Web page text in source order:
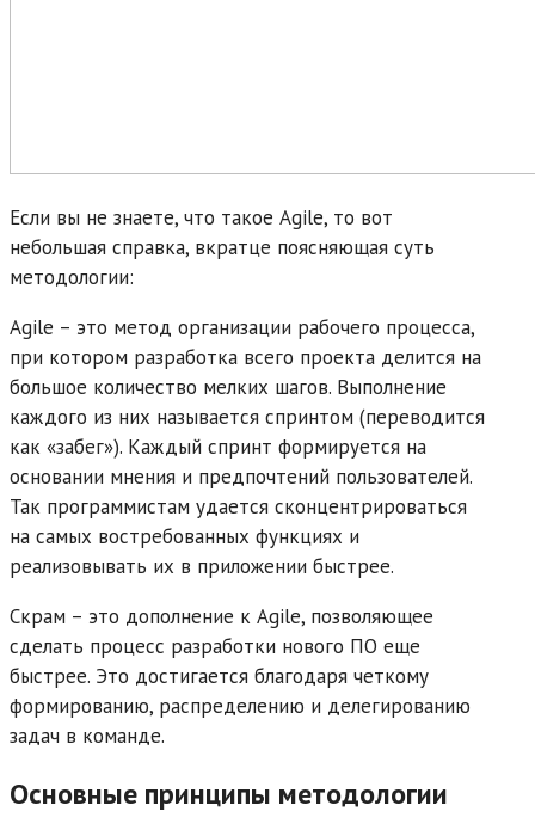
Если вы не знаете, что такое Agile, то вот
небольшая справка, вкратце поясняющая суть
методологии:
Agile – это метод организации рабочего процесса,
при котором разработка всего проекта делится на
большое количество мелких шагов. Выполнение
каждого из них называется спринтом (переводится
как «забег»). Каждый спринт формируется на
основании мнения и предпочтений пользователей.
Так программистам удается сконцентрироваться
на самых востребованных функциях и
реализовывать их в приложении быстрее.
Скрам – это дополнение к Agile, позволяющее
сделать процесс разработки нового ПО еще
быстрее. Это достигается благодаря четкому
формированию, распределению и делегированию
задач в команде.
Основные принципы методологии